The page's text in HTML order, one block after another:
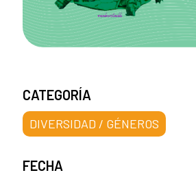
CATEGORÍA
DIVERSIDAD / GÉNEROS
FECHA